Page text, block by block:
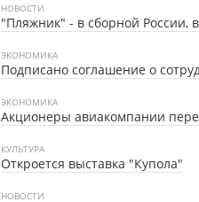
НОВОСТИ
"Пляжник" - в сборной России,
ЭКОНОМИКА
Подписано соглашение о
ЭКОНОМИКА
Акционеры авиакомпании
КУЛЬТУРА
Откроется выставка "Купола"
НОВОСТИ